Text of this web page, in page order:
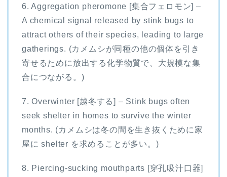
6. Aggregation pheromone [集合フェロモン] –
A chemical signal released by stink bugs to
attract others of their species, leading to large
gatherings. (カメムシが同種の他の個体を引き
寄せるために放出する化学物質で、大規模な集
合につながる。)
7. Overwinter [越冬する] – Stink bugs often
seek shelter in homes to survive the winter
months. (カメムシは冬の間を生き抜くために家
屋に shelter を求めることが多い。)
8. Piercing-sucking mouthparts [穿孔吸汁口器]